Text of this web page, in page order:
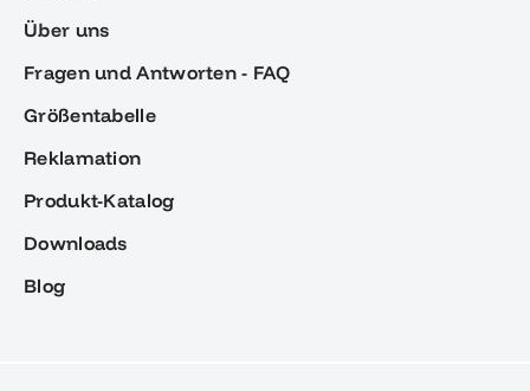
Über uns
Fragen und Antworten - FAQ
Größentabelle
Reklamation
Produkt-Katalog
Downloads
Blog